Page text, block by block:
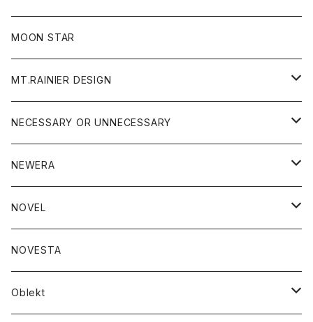
フリース
ジャケット
ニット
パンツ
帽子
MOON STAR
MT.RAINIER DESIGN
アウター
コート
ジャケット
アクセサリー
バッグ
グッズ
ウォレット
靴
トップス
ジャケット
ボトム
NECESSARY OR UNNECESSARY
アウター
コート
ジャケット
アクセサリー
バッグ
ブレスレット
グッズ
靴
トップス
NEWERA
帽子
NOVEL
トップス
カットソー
ボトム
NOVESTA
Oblekt